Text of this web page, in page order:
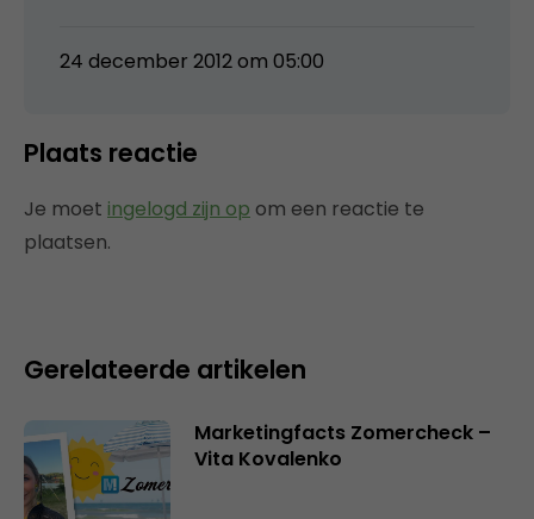
24 december 2012 om 05:00
Plaats reactie
Je moet ingelogd zijn op om een reactie te
plaatsen.
Gerelateerde artikelen
Marketingfacts Zomercheck –
Vita Kovalenko